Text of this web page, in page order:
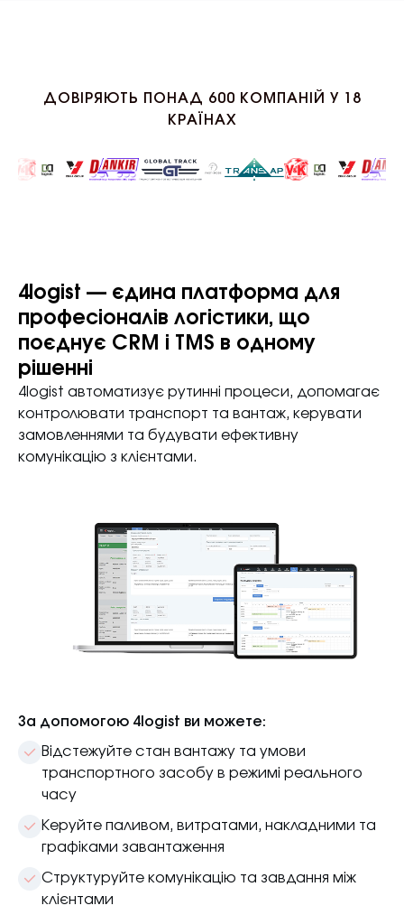
ДОВІРЯЮТЬ ПОНАД 600 КОМПАНІЙ У 18
КРАЇНАХ
4logist — єдина платформа для
професіоналів логістики, що
поєднує CRM і TMS в одному
рішенні
4logist автоматизує рутинні процеси, допомагає
контролювати транспорт та вантаж, керувати
замовленнями та будувати ефективну
комунікацію з клієнтами.
За допомогою 4logist ви можете:
Відстежуйте стан вантажу та умови
транспортного засобу в режимі реального
часу
Керуйте паливом, витратами, накладними та
графіками завантаження
Структуруйте комунікацію та завдання між
клієнтами